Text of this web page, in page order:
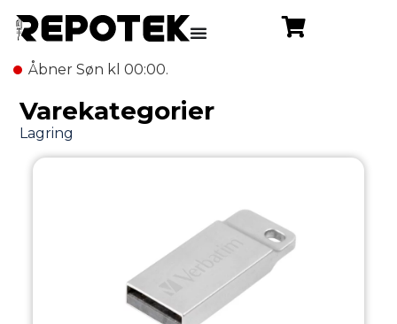
Åbner Søn kl 00:00.
Varekategorier